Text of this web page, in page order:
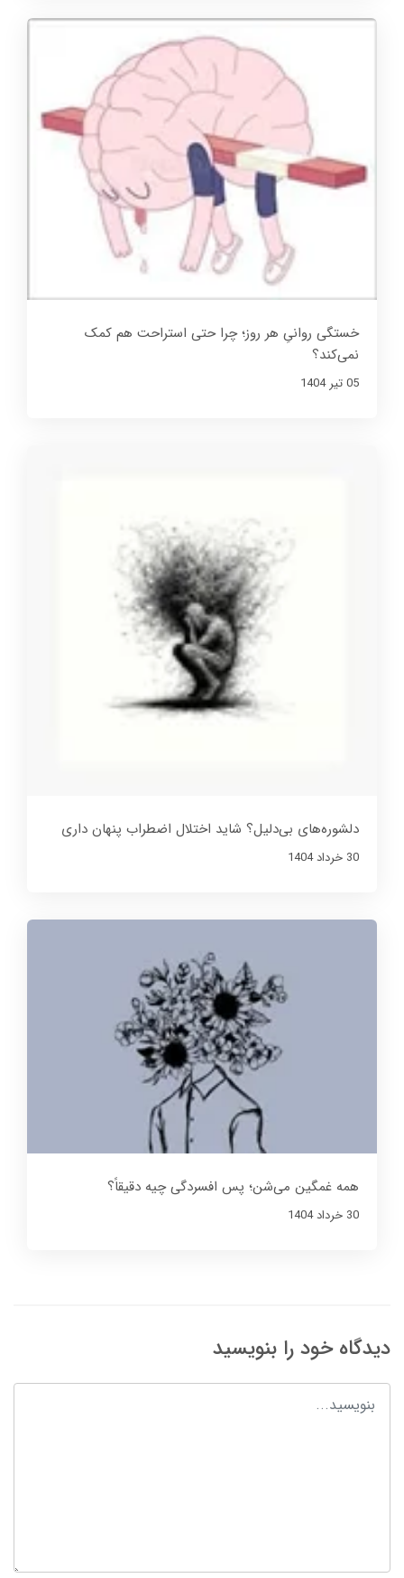
خستگی روانیِ هر روز؛ چرا حتی استراحت هم کمک
نمی‌کند؟
05 تير 1404
دلشوره‌های بی‌دلیل؟ شاید اختلال اضطراب پنهان داری
30 خرداد 1404
همه غمگین می‌شن؛ پس افسردگی چیه دقیقاً؟
30 خرداد 1404
دیدگاه خود را بنویسید